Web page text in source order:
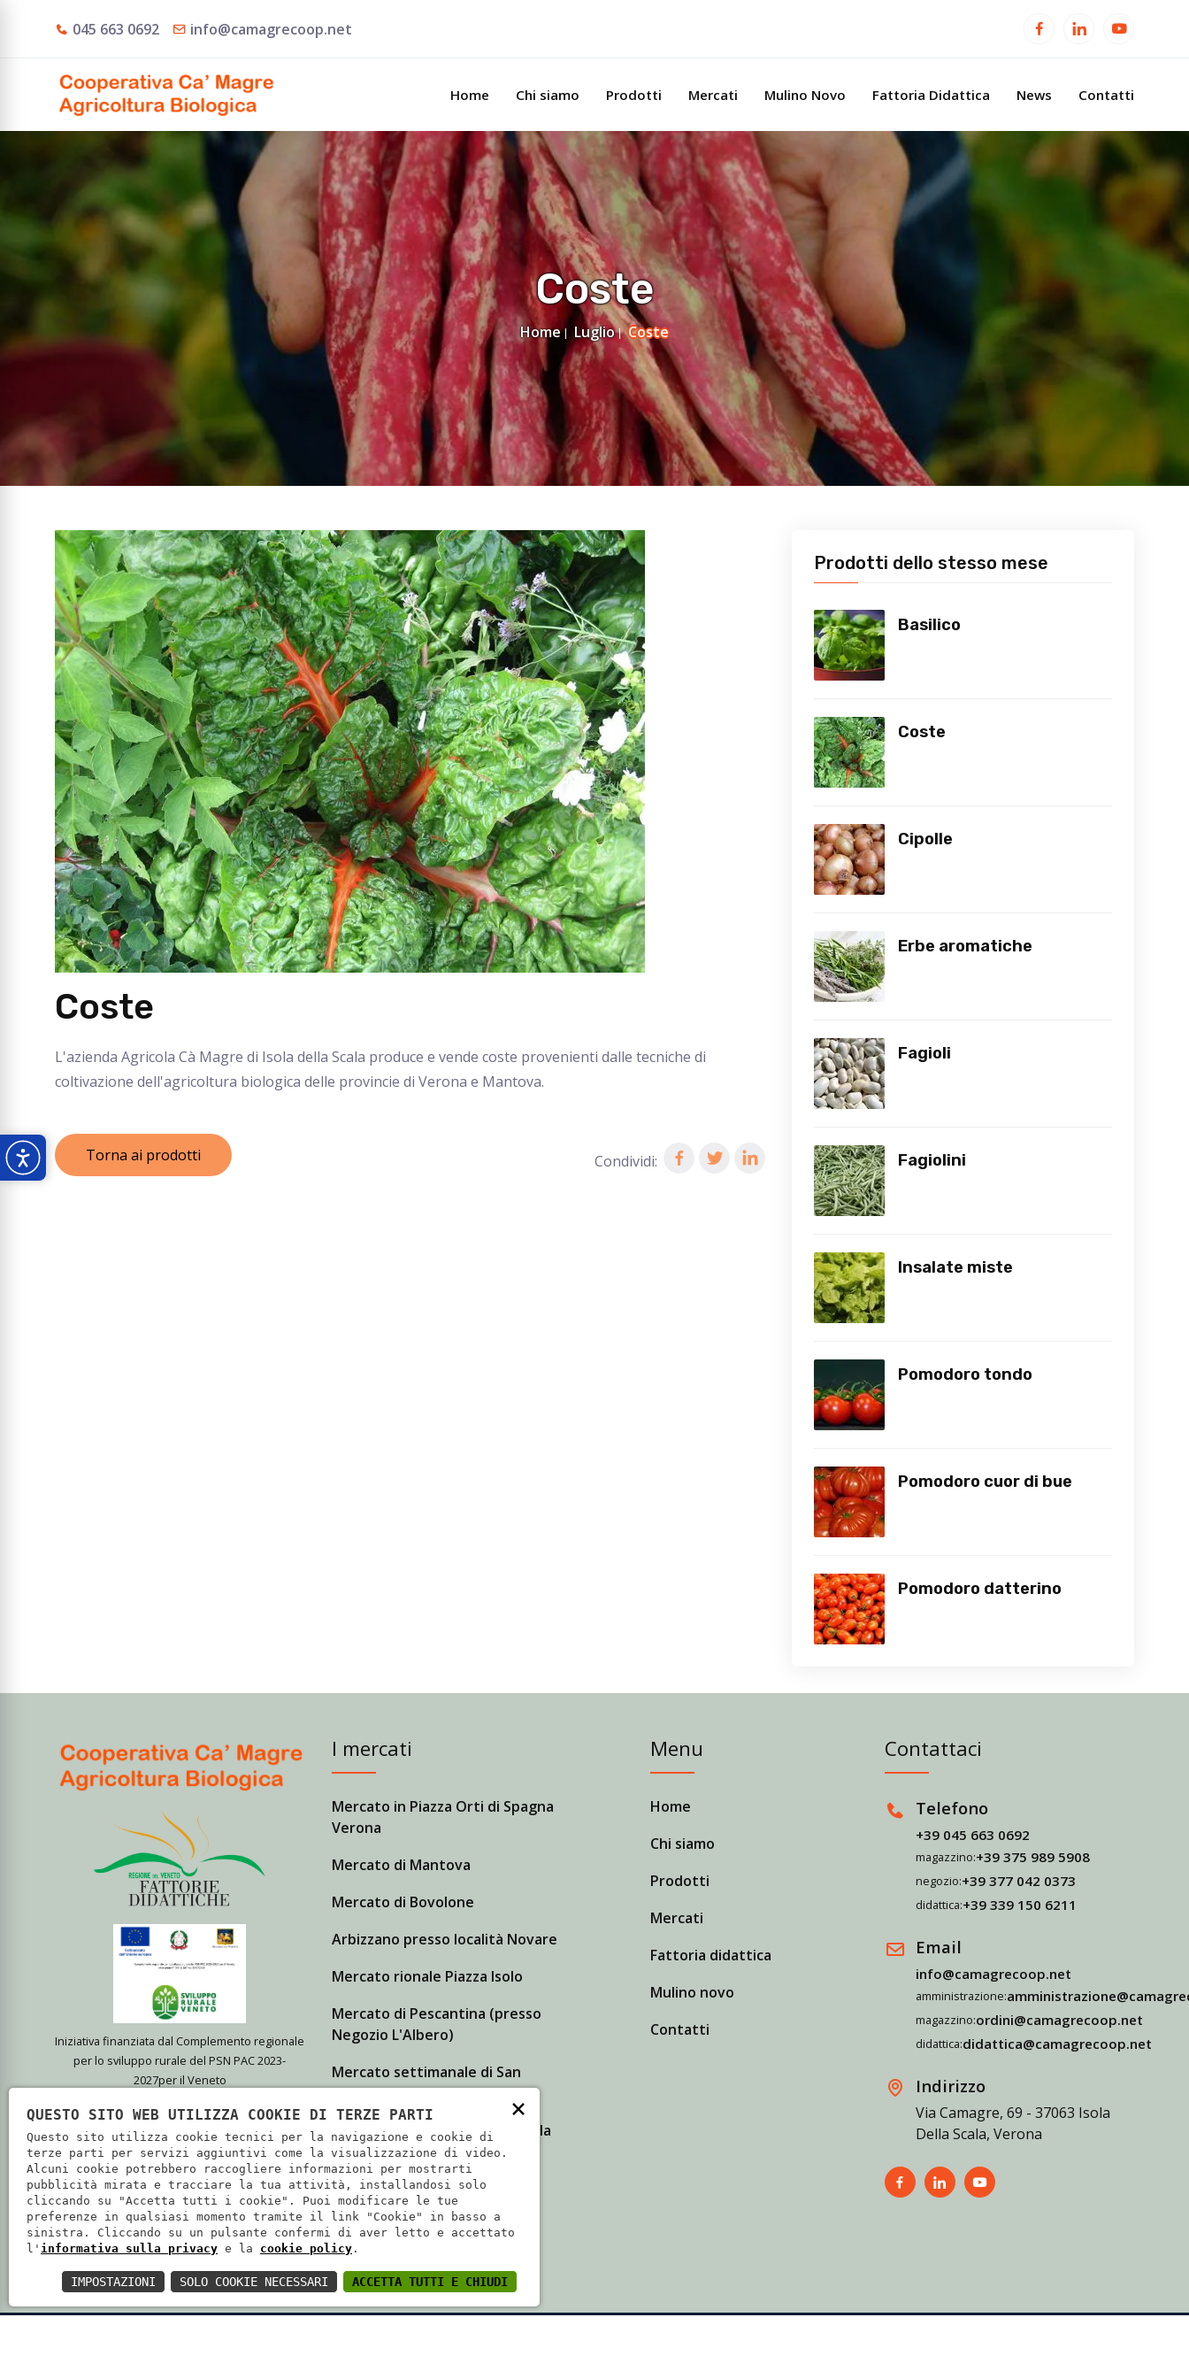
045 663 0692 info@camagrecoop.net
Home Chi siamo Prodotti Mercati Mulino Novo Fattoria Didattica News Contatti
Coste
Home Luglio Coste
Coste
L'azienda Agricola Cà Magre di Isola della Scala produce e vende coste provenienti dalle tecniche di
coltivazione dell'agricoltura biologica delle provincie di Verona e Mantova.
Torna ai prodotti Condividi:
Prodotti dello stesso mese
Basilico
Coste
Cipolle
Erbe aromatiche
Fagioli
Fagiolini
Insalate miste
Pomodoro tondo
Pomodoro cuor di bue
Pomodoro datterino
Iniziativa finanziata dal Complemento regionale
per lo sviluppo rurale del PSN PAC 2023-
2027per il Veneto
L'azienda Agricola Biologica Cà
Magre, di Isola della Scala, coltiva
prodotti bio di elevata qualità che
vende presso i propri punti vendita e
i principali mercati di Verona e
Mantova.
I mercati
Mercato in Piazza Orti di Spagna
Verona
Mercato di Mantova
Mercato di Bovolone
Arbizzano presso località Novare
Mercato rionale Piazza Isolo
Mercato di Pescantina (presso
Negozio L'Albero)
Mercato settimanale di San
Giovanni Lupatoto
Punto vendita a Isola della Scala
Menu
Home
Chi siamo
Prodotti
Mercati
Fattoria didattica
Mulino novo
Contatti
Contattaci
Telefono
+39 045 663 0692
magazzino:+39 375 989 5908
negozio:+39 377 042 0373
didattica:+39 339 150 6211
Email
info@camagrecoop.net
amministrazione:
magazzino:ordini@camagrecoop.net
didattica:didattica@camagrecoop.net
Indirizzo
Via Camagre, 69 - 37063 Isola
Della Scala, Verona
×
QUESTO SITO WEB UTILIZZA COOKIE DI TERZE PARTI
Questo sito utilizza cookie tecnici per la navigazione e cookie di
terze parti per servizi aggiuntivi come la visualizzazione di video.
Alcuni cookie potrebbero raccogliere informazioni per mostrarti
pubblicità mirata e tracciare la tua attività, installandosi solo
cliccando su "Accetta tutti i cookie". Puoi modificare le tue
preferenze in qualsiasi momento tramite il link "Cookie" in basso a
sinistra. Cliccando su un pulsante confermi di aver letto e accettato
l' informativa sulla privacy e la cookie policy .
ACCETTA TUTTI E CHIUDI
SOLO COOKIE NECESSARI
IMPOSTAZIONI